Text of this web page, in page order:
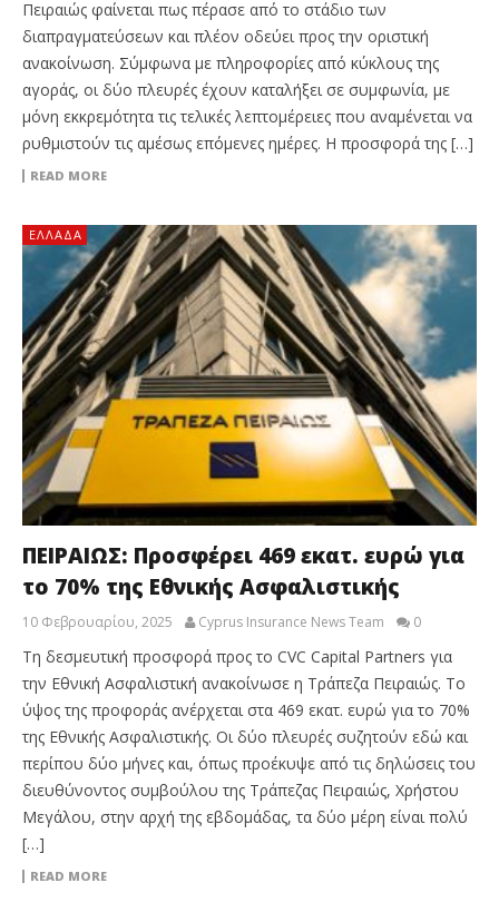
Πειραιώς φαίνεται πως πέρασε από το στάδιο των
διαπραγματεύσεων και πλέον οδεύει προς την οριστική
ανακοίνωση. Σύμφωνα με πληροφορίες από κύκλους της
αγοράς, οι δύο πλευρές έχουν καταλήξει σε συμφωνία, με
μόνη εκκρεμότητα τις τελικές λεπτομέρειες που αναμένεται να
ρυθμιστούν τις αμέσως επόμενες ημέρες. Η προσφορά της […]
READ MORE
ΕΛΛΆΔΑ
ΠΕΙΡΑΙΩΣ: Προσφέρει 469 εκατ. ευρώ για
το 70% της Εθνικής Ασφαλιστικής
10 Φεβρουαρίου, 2025 Cyprus Insurance News Team 0
Τη δεσμευτική προσφορά προς το CVC Capital Partners για
την Εθνική Ασφαλιστική ανακοίνωσε η Τράπεζα Πειραιώς. Το
ύψος της προφοράς ανέρχεται στα 469 εκατ. ευρώ για το 70%
της Εθνικής Ασφαλιστικής. Οι δύο πλευρές συζητούν εδώ και
περίπου δύο μήνες και, όπως προέκυψε από τις δηλώσεις του
διευθύνοντος συμβούλου της Τράπεζας Πειραιώς, Χρήστου
Μεγάλου, στην αρχή της εβδομάδας, τα δύο μέρη είναι πολύ
[…]
READ MORE